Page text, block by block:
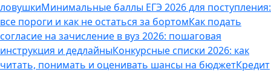
ловушкиМинимальные баллы ЕГЭ 2026 для поступления:
все пороги и как не остаться за бортомКак подать
согласие на зачисление в вуз 2026: пошаговая
инструкция и дедлайныКонкурсные списки 2026: как
читать, понимать и оценивать шансы на бюджетКредит